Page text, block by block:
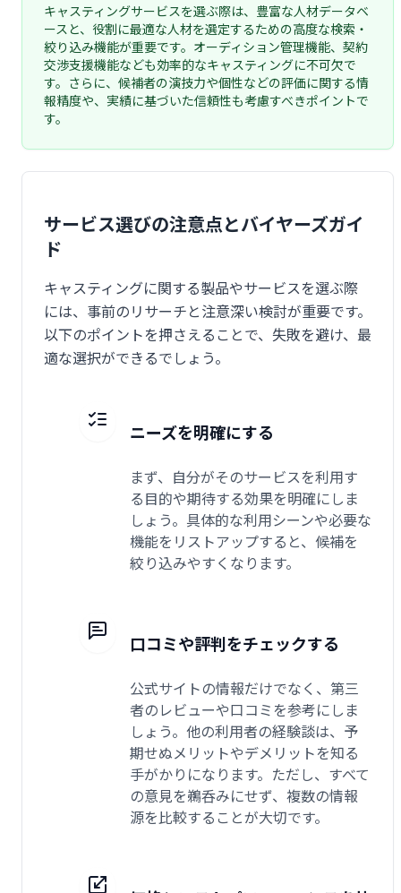
キャスティングサービスを選ぶ際は、豊富な人材データベ
ースと、役割に最適な人材を選定するための高度な検索・
絞り込み機能が重要です。オーディション管理機能、契約
交渉支援機能なども効率的なキャスティングに不可欠で
す。さらに、候補者の演技力や個性などの評価に関する情
報精度や、実績に基づいた信頼性も考慮すべきポイントで
す。
サービス選びの注意点とバイヤーズガイ
ド
キャスティングに関する製品やサービスを選ぶ際
には、事前のリサーチと注意深い検討が重要です。
以下のポイントを押さえることで、失敗を避け、最
適な選択ができるでしょう。
ニーズを明確にする
まず、自分がそのサービスを利用す
る目的や期待する効果を明確にしま
しょう。具体的な利用シーンや必要な
機能をリストアップすると、候補を
絞り込みやすくなります。
口コミや評判をチェックする
公式サイトの情報だけでなく、第三
者のレビューや口コミを参考にしま
しょう。他の利用者の経験談は、予
期せぬメリットやデメリットを知る
手がかりになります。ただし、すべて
の意見を鵜呑みにせず、複数の情報
源を比較することが大切です。